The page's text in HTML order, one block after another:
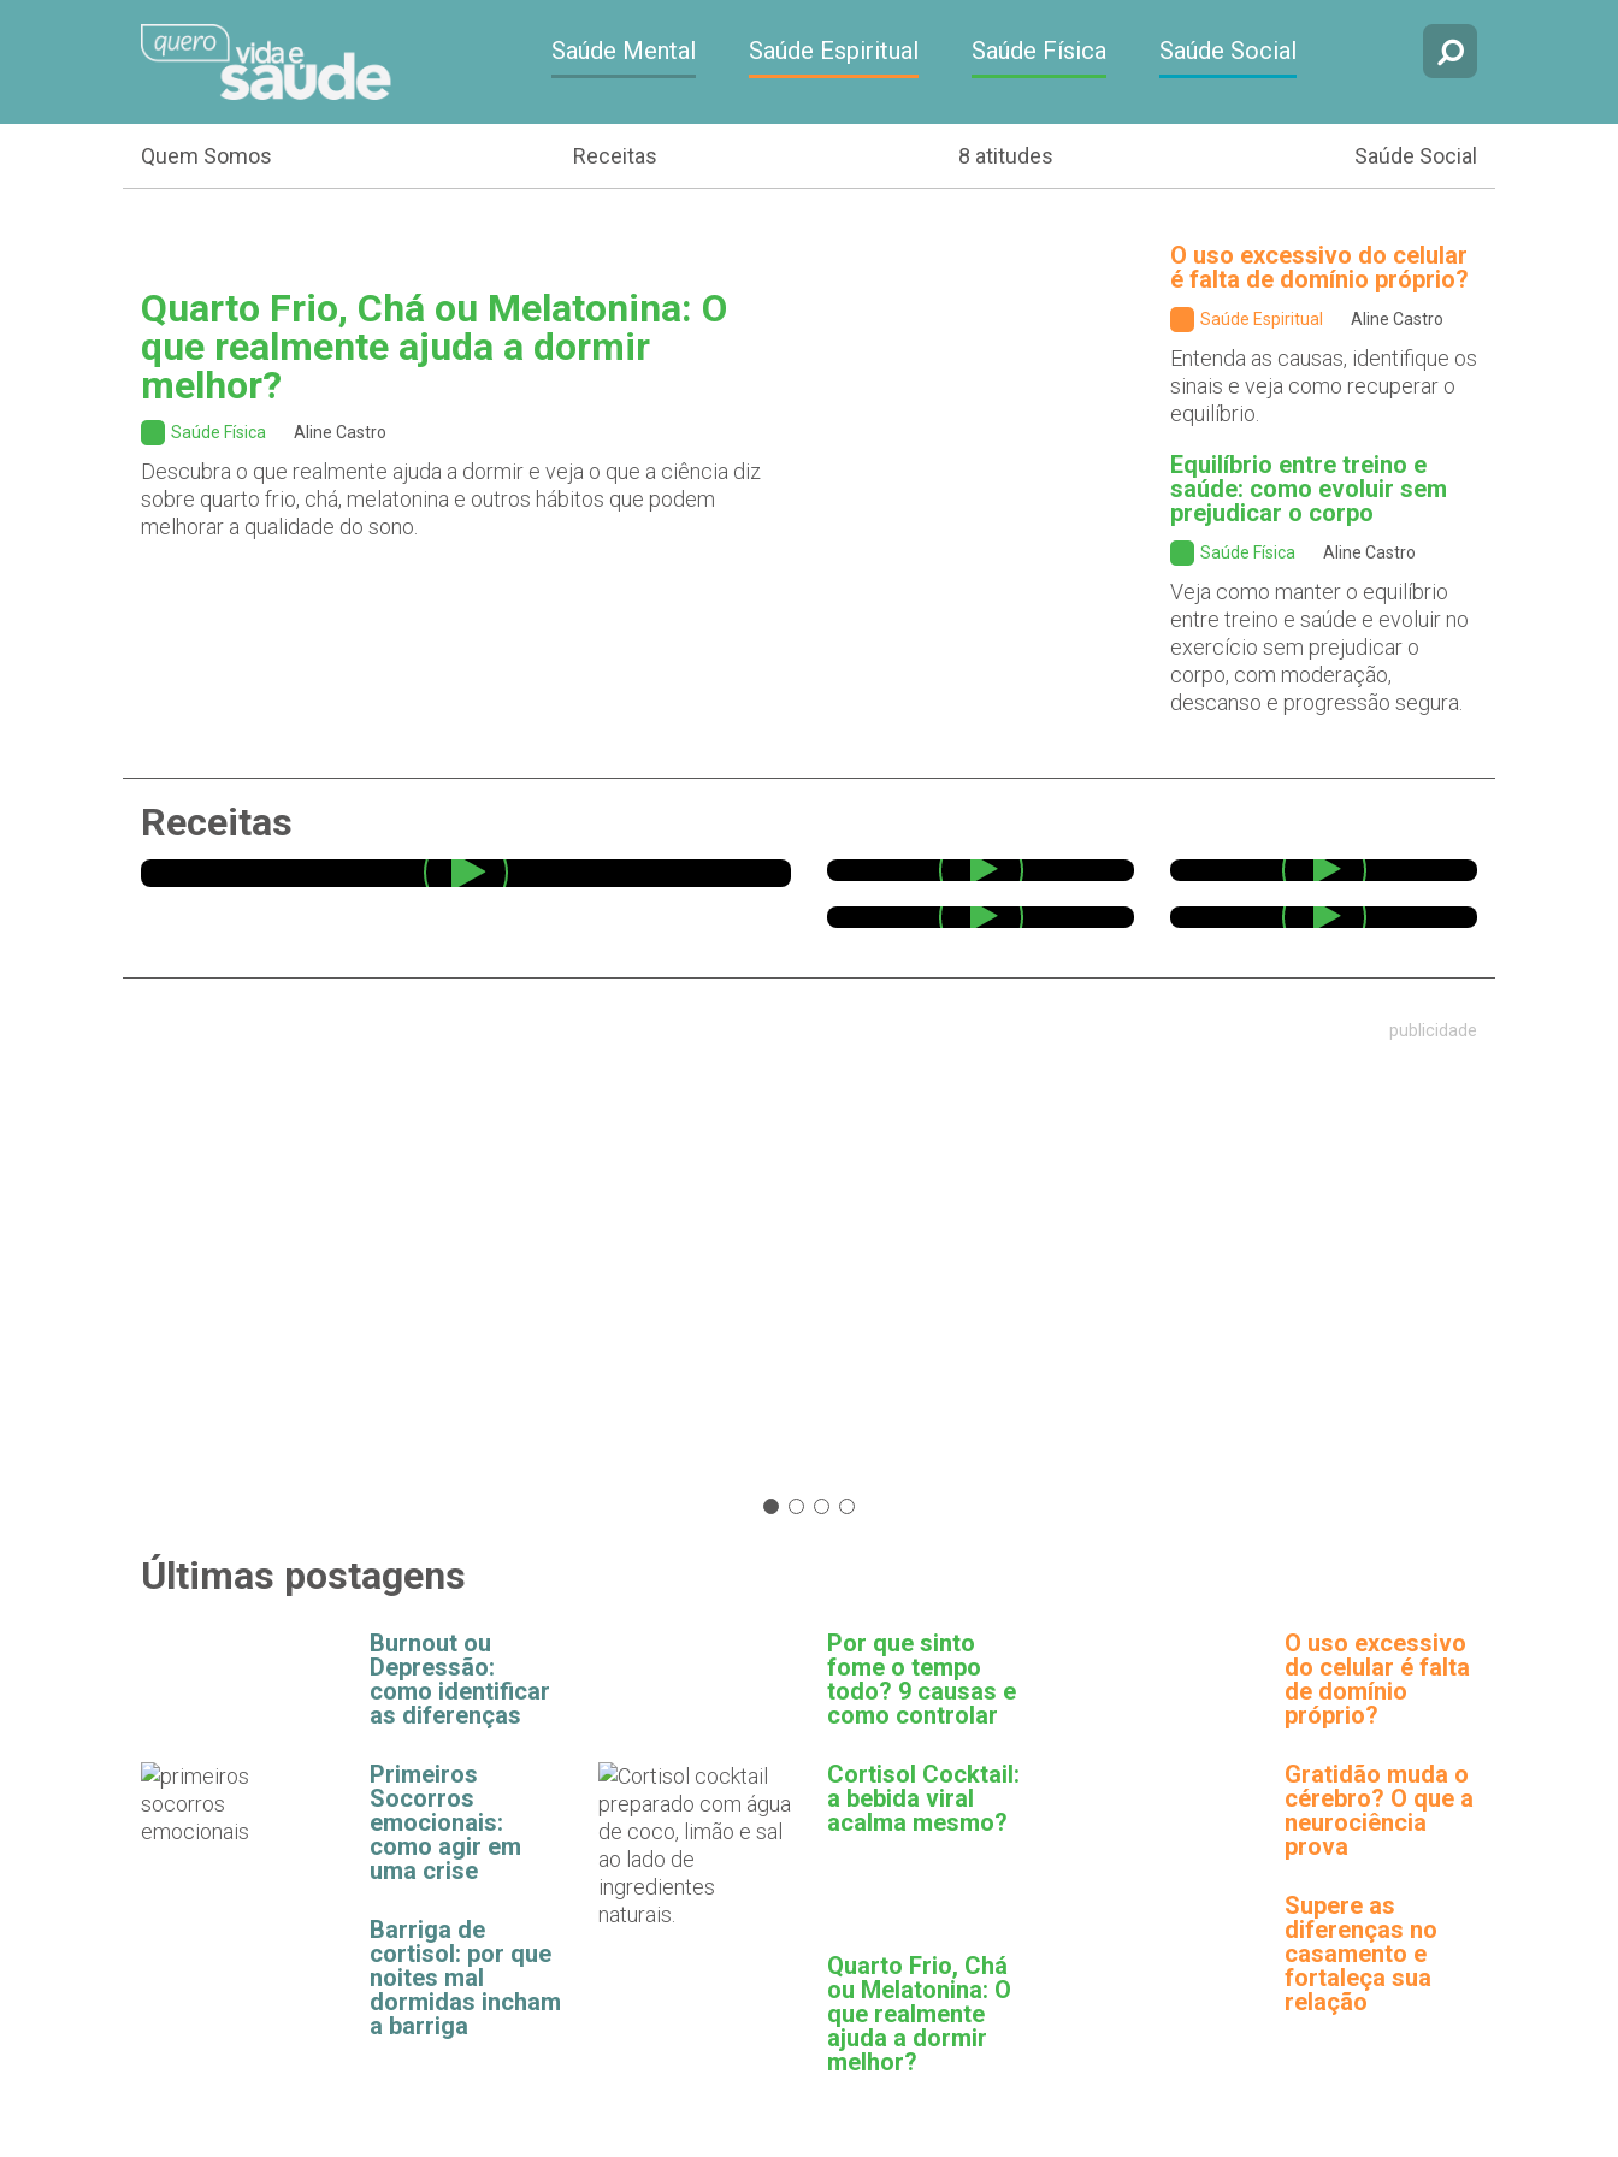
Saúde Mental Saúde Espiritual Saúde Física Saúde Social
Quem Somos Receitas 8 atitudes Saúde Social
Quarto Frio, Chá ou Melatonina: O
que realmente ajuda a dormir
melhor?
Saúde Física Aline Castro
Descubra o que realmente ajuda a dormir e veja o que a ciência diz
sobre quarto frio, chá, melatonina e outros hábitos que podem
melhorar a qualidade do sono.
O uso excessivo do celular
é falta de domínio próprio?
Saúde Espiritual Aline Castro
Entenda as causas, identifique os
sinais e veja como recuperar o
equilíbrio.
Equilíbrio entre treino e
saúde: como evoluir sem
prejudicar o corpo
Saúde Física Aline Castro
Veja como manter o equilíbrio
entre treino e saúde e evoluir no
exercício sem prejudicar o
corpo, com moderação,
descanso e progressão segura.
Receitas
publicidade
Últimas postagens
Burnout ou
Depressão:
como identificar
as diferenças
Primeiros
Socorros
emocionais:
como agir em
uma crise
Barriga de
cortisol: por que
noites mal
dormidas incham
a barriga
Por que sinto
fome o tempo
todo? 9 causas e
como controlar
Cortisol Cocktail:
a bebida viral
acalma mesmo?
Quarto Frio, Chá
ou Melatonina: O
que realmente
ajuda a dormir
melhor?
O uso excessivo
do celular é falta
de domínio
próprio?
Gratidão muda o
cérebro? O que a
neurociência
prova
Supere as
diferenças no
casamento e
fortaleça sua
relação